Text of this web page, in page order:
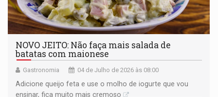
NOVO JEITO: Não faça mais salada de
batatas com maionese
Gastronomia 04 de Julho de 2026 às 08:00
Adicione queijo feta e use o molho de iogurte que vou
ensinar, fica muito mais cremoso